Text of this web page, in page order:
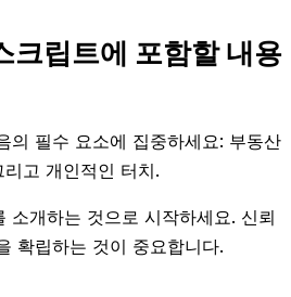
크립트에 포함할 내용
의 필수 요소에 집중하세요: 부동산
고 개인적인 터치.
소개하는 것으로 시작하세요. 신뢰
확립하는 것이 중요합니다.